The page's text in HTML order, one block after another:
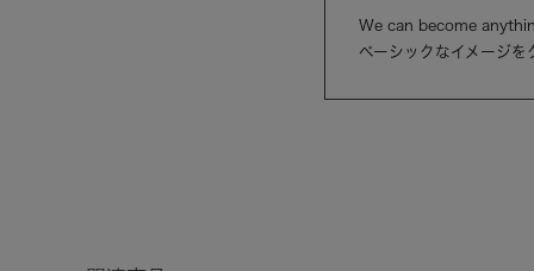
We can become
ベーシックなイメージを